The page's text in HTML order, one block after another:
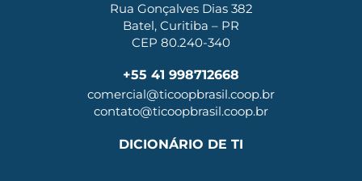
Rua Gonçalves Dias 382
Batel, Curitiba – PR
CEP 80.240-340
+55 41 998712668
comercial@ticoopbrasil.coop.br
contato@ticoopbrasil.coop.br
DICIONÁRIO DE TI